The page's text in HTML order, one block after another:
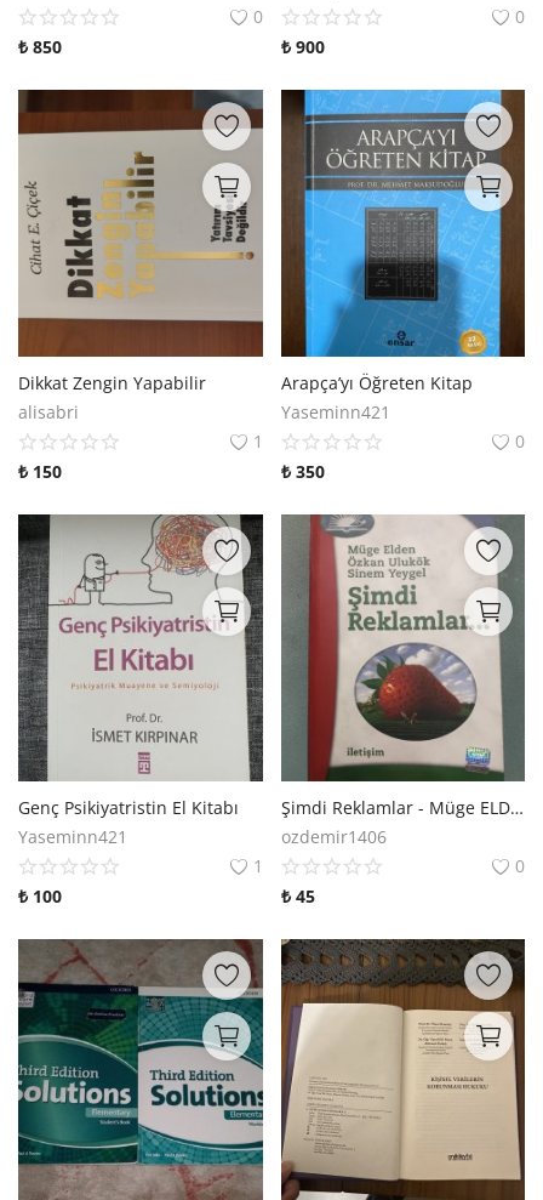
0
₺ 850
0
₺900
Dikkat Zengin Yapabilir
alisabri
1
₺ 150
Arapça’yı Öğreten Kitap
Yaseminn421
0
₺350
Genç Psikiyatristin El Kitabı
Yaseminn421
1
₺ 100
Şimdi Reklamlar - Müge ELDEN, Özkan ULUKÖK, Sinem YEYGEL
ozdemir1406
0
₺45